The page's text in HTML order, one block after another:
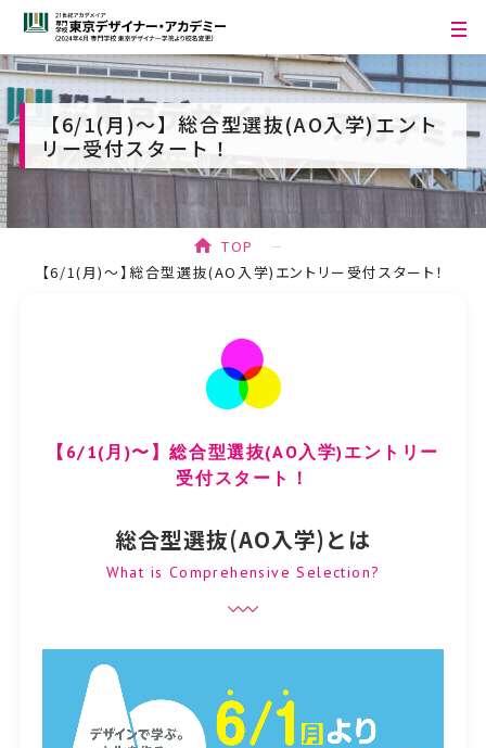
【6/1(月)〜】総合型選抜(AO入学)エント
リー受付スタート！
TOP
【6/1(月)〜】総合型選抜(AO入学)エントリー受付スタート！
【6/1(月)〜】総合型選抜(AO入学)エントリー
受付スタート！
総合型選抜(AO入学)とは
What is Comprehensive Selection?